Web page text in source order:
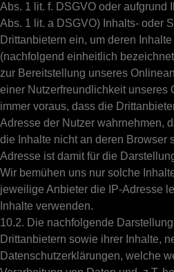
Abs. 1 lit. f. DSGVO oder aufgrund
Abs. 1 lit. a DSGVO) Inhalts- oder
Drittanbietern ein, um deren
(nachfolgend einheitlich
zur Bereitstellung unseres
einer Nutzerfreundlichkeit unseres
immer voraus, dass die
Adresse der Nutzer wahrnehmen,
die Inhalte nicht an deren Browser
Adresse ist damit für die
Wir bemühen uns nur solche
jeweilige Anbieter die IP-Adresse
Inhalte verwenden.
10.2. Die nachfolgende
Drittanbietern sowie ihrer Inhalte,
Datenschutzerklärungen, welche